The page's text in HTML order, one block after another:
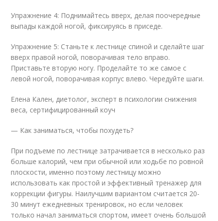
Упражнение 4: Поднимайтесь вверх, делая поочередные
выпады каждой ногой, фиксируясь в приседе.
Упражнение 5: Станьте к лестнице спиной и сделайте шаг
вверх правой ногой, поворачивая тело вправо.
Приставьте вторую ногу. Проделайте то же самое с
левой ногой, поворачивая корпус влево. Чередуйте шаги.
Елена Кален, диетолог, эксперт в психологии снижения
веса, сертифицированный коуч
— Как заниматься, чтобы похудеть?
При подъеме по лестнице затрачивается в несколько раз
больше калорий, чем при обычной или ходьбе по ровной
плоскости, именно поэтому лестницу можно
использовать как простой и эффективный тренажер для
коррекции фигуры. Наилучшим вариантом считается 20-
30 минут ежедневных тренировок, но если человек
только начал заниматься спортом, имеет очень большой